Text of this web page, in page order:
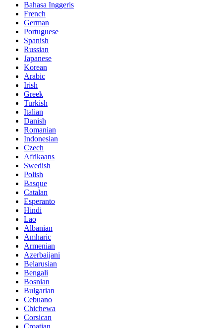
Bahasa Inggeris
French
German
Portuguese
Spanish
Russian
Japanese
Korean
Arabic
Irish
Greek
Turkish
Italian
Danish
Romanian
Indonesian
Czech
Afrikaans
Swedish
Polish
Basque
Catalan
Esperanto
Hindi
Lao
Albanian
Amharic
Armenian
Azerbaijani
Belarusian
Bengali
Bosnian
Bulgarian
Cebuano
Chichewa
Corsican